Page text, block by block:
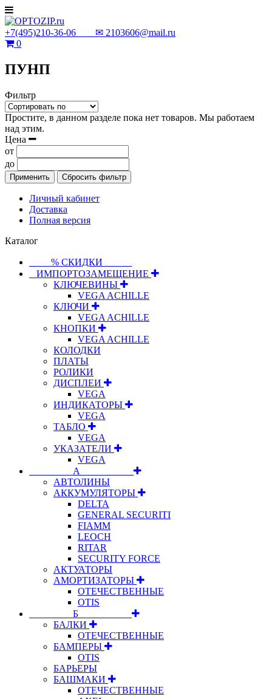
+7(495)210-36-06 ✉ 2103606@mail.ru
0
ПУНП
Фильтр
Простите, в данном разделе пока нет товаров. Мы работаем
над этим.
Цена
от
до
Применить Сбросить фильтр
Личный кабинет
Доставка
Полная версия
Каталог
⠀⠀⠀% СКИДКИ⠀⠀⠀⠀
⠀ИМПОРТОЗАМЕЩЕНИЕ
КЛЮЧЕВИНЫ
VEGA ACHILLE
КЛЮЧИ
VEGA ACHILLE
КНОПКИ
VEGA ACHILLE
КОЛОДКИ
ПЛАТЫ
РОЛИКИ
ДИСПЛЕИ
VEGA
ИНДИКАТОРЫ
VEGA
ТАБЛО
VEGA
УКАЗАТЕЛИ
VEGA
⠀⠀⠀⠀⠀⠀А⠀⠀⠀⠀⠀⠀⠀
АВТОЛИНЫ
АККУМУЛЯТОРЫ
DELTA
GENERAL SECURITI
FIAMM
LEOCH
RITAR
SECURITY FORCE
АКТУАТОРЫ
АМОРТИЗАТОРЫ
ОТЕЧЕСТВЕННЫЕ
OTIS
⠀⠀⠀⠀⠀⠀Б⠀⠀⠀⠀⠀⠀⠀
БАЛКИ
ОТЕЧЕСТВЕННЫЕ
БАМПЕРЫ
OTIS
БАРЬЕРЫ
БАШМАКИ
ОТЕЧЕСТВЕННЫЕ